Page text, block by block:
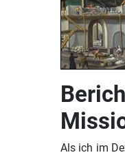
Als ich im